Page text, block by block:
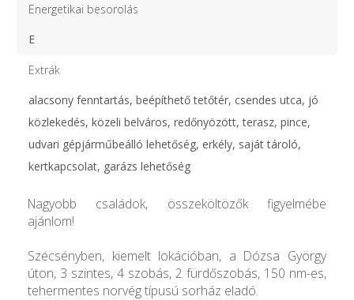
Energetikai besorolás
E
Extrák
alacsony fenntartás, beépíthető tetőtér, csendes utca, jó
közlekedés, közeli belváros, redőnyözött, terasz, pince,
udvari gépjárműbeálló lehetőség, erkély, saját tároló,
kertkapcsolat, garázs lehetőség
Nagyobb családok, összeköltözők figyelmébe
ajánlom!
Szécsényben, kiemelt lokációban, a Dózsa György
úton, 3 szintes, 4 szobás, 2 fürdőszobás, 150 nm-es,
tehermentes norvég típusú sorház eladó.